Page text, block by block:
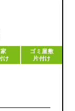
け
ゴミ屋敷
片付け